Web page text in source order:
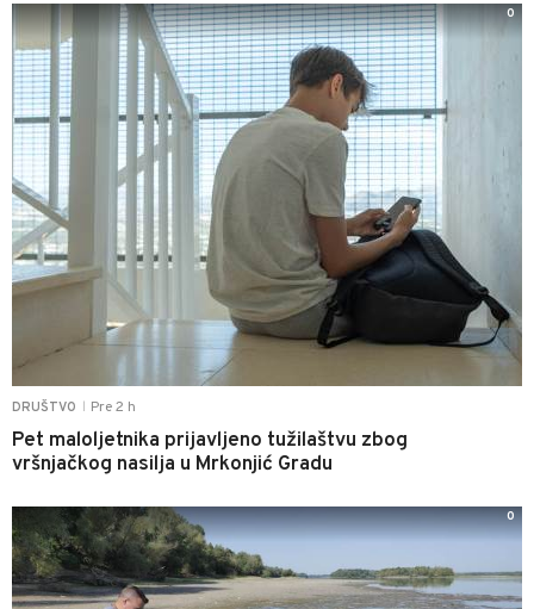
DRUŠTVO Pre 2 h
Pet maloljetnika prijavljeno tužilaštvu zbog
vršnjačkog nasilja u Mrkonjić Gradu
0
0